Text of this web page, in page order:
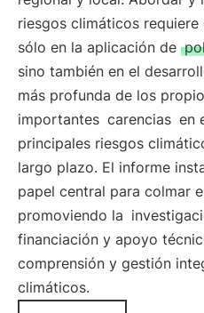
riesgos climáticos
sólo en la aplicación de
sino también en el
más profunda de los
importantes carencias en
principales riesgos
largo plazo. El informe
papel central para colmar
promoviendo la
financiación y apoyo
comprensión y gestión
climáticos.